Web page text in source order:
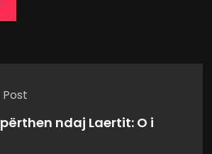
Post
ndaj Laertit: O i